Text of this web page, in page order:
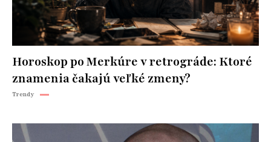
Horoskop po Merkúre v retrográde: Ktoré
znamenia čakajú veľké zmeny?
Trendy